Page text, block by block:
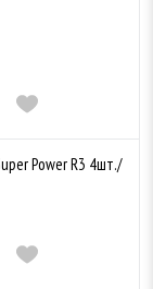
Power R3 4шт./